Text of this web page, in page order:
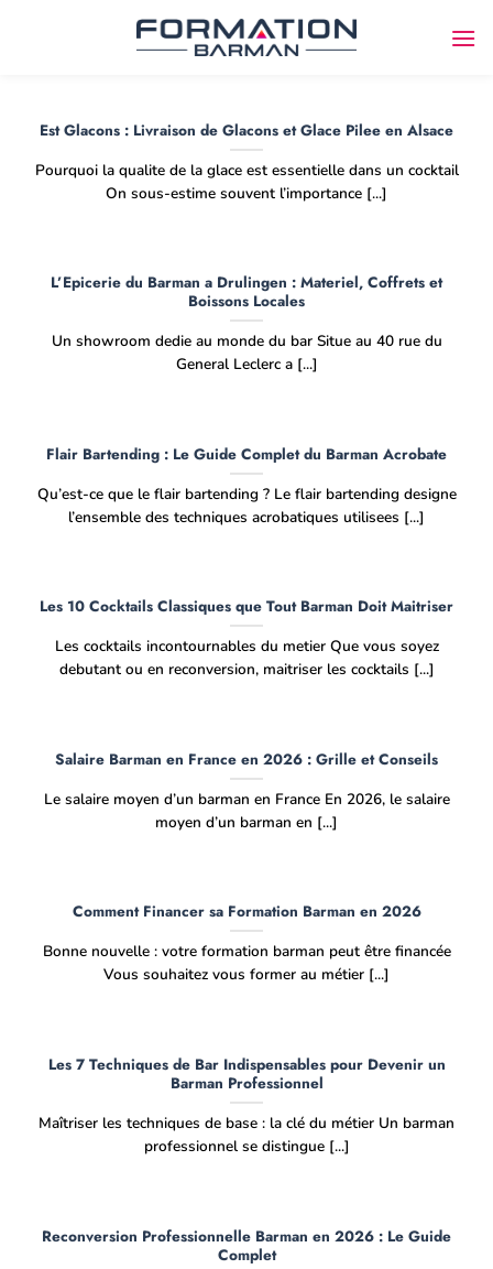
Est Glacons : Livraison de Glacons et Glace Pilee en Alsace
Pourquoi la qualite de la glace est essentielle dans un cocktail
On sous-estime souvent l’importance [...]
L’Epicerie du Barman a Drulingen : Materiel, Coffrets et
Boissons Locales
Un showroom dedie au monde du bar Situe au 40 rue du
General Leclerc a [...]
Flair Bartending : Le Guide Complet du Barman Acrobate
Qu’est-ce que le flair bartending ? Le flair bartending designe
l’ensemble des techniques acrobatiques utilisees [...]
Les 10 Cocktails Classiques que Tout Barman Doit Maitriser
Les cocktails incontournables du metier Que vous soyez
debutant ou en reconversion, maitriser les cocktails [...]
Salaire Barman en France en 2026 : Grille et Conseils
Le salaire moyen d’un barman en France En 2026, le salaire
moyen d’un barman en [...]
Comment Financer sa Formation Barman en 2026
Bonne nouvelle : votre formation barman peut être financée
Vous souhaitez vous former au métier [...]
Les 7 Techniques de Bar Indispensables pour Devenir un
Barman Professionnel
Maîtriser les techniques de base : la clé du métier Un barman
professionnel se distingue [...]
Reconversion Professionnelle Barman en 2026 : Le Guide
Complet